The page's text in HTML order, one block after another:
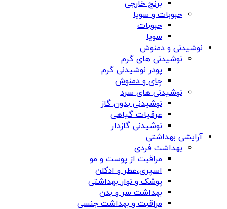
برنج خارجی
حبوبات و سویا
حبوبات
سویا
نوشیدنی و دمنوش
نوشیدنی های گرم
پودر نوشیدنی گرم
چای و دمنوش
نوشیدنی های سرد
نوشیدنی بدون گاز
عرقیات گیاهی
نوشیدنی گازدار
آرایشی بهداشتی
بهداشت فردی
مراقبت از پوست و مو
اسپری،عطر و ادکلن
پوشک و نوار بهداشتی
بهداشت سر و بدن
مراقبت و بهداشت جنسی